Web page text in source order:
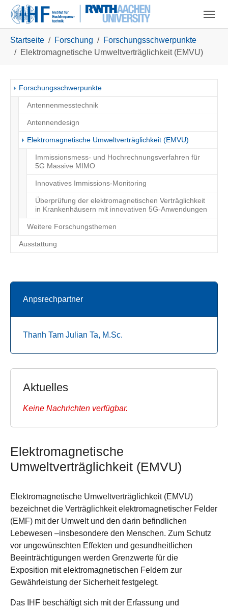
Skip to main navigation
Zum Hauptinhalt springen
Skip to page footer
Startseite Forschung
Forschungsschwerpunkte
Elektromagnetische Umweltverträglichkeit (EMVU)
Forschungsschwerpunkte
Antennenmesstechnik
Antennendesign
Elektromagnetische Umweltverträglichkeit (EMVU)
Immissionsmess- und Hochrechnungsverfahren für
5G Massive MIMO
Innovatives Immissions-Monitoring
Überprüfung der elektromagnetischen Verträglichkeit
in Krankenhäusern mit innovativen 5G-Anwendungen
Weitere Forschungsthemen
Ausstattung
Anpsrechpartner
Thanh Tam Julian Ta, M.Sc.
Aktuelles
Keine Nachrichten verfügbar.
Elektromagnetische
Umweltverträglichkeit (EMVU)
Elektromagnetische Umweltverträglichkeit (EMVU)
bezeichnet die Verträglichkeit elektromagnetischer Felder
(EMF) mit der Umwelt und den darin befindlichen
Lebewesen –insbesondere den Menschen. Zum Schutz
vor ungewünschten Effekten und gesundheitlichen
Beeinträchtigungen werden Grenzwerte für die
Exposition mit elektromagnetischen Feldern zur
Gewährleistung der Sicherheit festgelegt.
Das IHF beschäftigt sich mit der Erfassung und